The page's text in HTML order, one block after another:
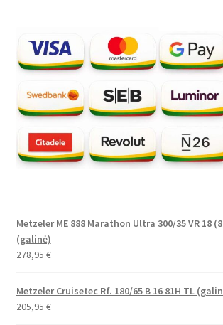
Metzeler ME 888 Marathon Ultra 300/35 VR 18
(galinė)
278,95 €
Metzeler Cruisetec Rf. 180/65 B 16 81H TL
205,95 €